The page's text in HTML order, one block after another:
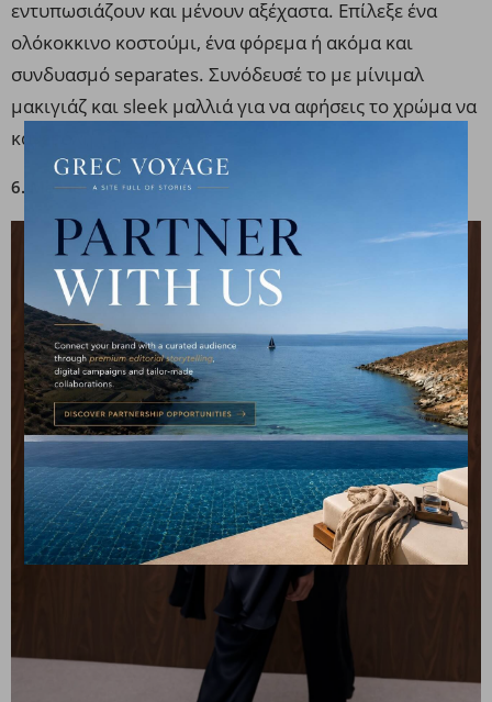
εντυπωσιάζουν και μένουν αξέχαστα. Επίλεξε ένα
ολόκοκκινο κοστούμι, ένα φόρεμα ή ακόμα και
συνδυασμό separates. Συνόδευσέ το με μίνιμαλ
μακιγιάζ και sleek μαλλιά για να αφήσεις το χρώμα να
κάνει όλη τη δουλειά.
6. Μεταξωτά υφάσματα